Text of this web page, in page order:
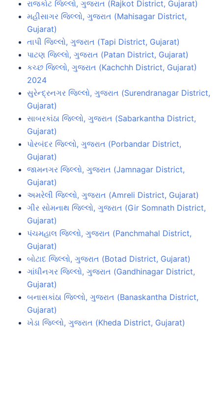
રાજકોટ જિલ્લો, ગુજરાત (Rajkot District, Gujarat)
મહીસાગર જિલ્લો, ગુજરાત (Mahisagar District,
Gujarat)
તાપી જિલ્લો, ગુજરાત (Tapi District, Gujarat)
પાટણ જિલ્લો, ગુજરાત (Patan District, Gujarat)
કચ્છ જિલ્લો, ગુજરાત (Kachchh District, Gujarat)
2024
સુરેન્દ્રનગર જિલ્લો, ગુજરાત (Surendranagar District,
Gujarat)
સાબરકાંઠા જિલ્લો, ગુજરાત (Sabarkantha District,
Gujarat)
પોરબંદર જિલ્લો, ગુજરાત (Porbandar District,
Gujarat)
જામનગર જિલ્લો, ગુજરાત (Jamnagar District,
Gujarat)
અમરેલી જિલ્લો, ગુજરાત (Amreli District, Gujarat)
ગીર સોમનાથ જિલ્લો, ગુજરાત (Gir Somnath District,
Gujarat)
પંચમહાલ જિલ્લો, ગુજરાત (Panchmahal District,
Gujarat)
બોટાદ જિલ્લો, ગુજરાત (Botad District, Gujarat)
ગાંધીનગર જિલ્લો, ગુજરાત (Gandhinagar District,
Gujarat)
બનાસકાંઠા જિલ્લો, ગુજરાત (Banaskantha District,
Gujarat)
ખેડા જિલ્લો, ગુજરાત (Kheda District, Gujarat)